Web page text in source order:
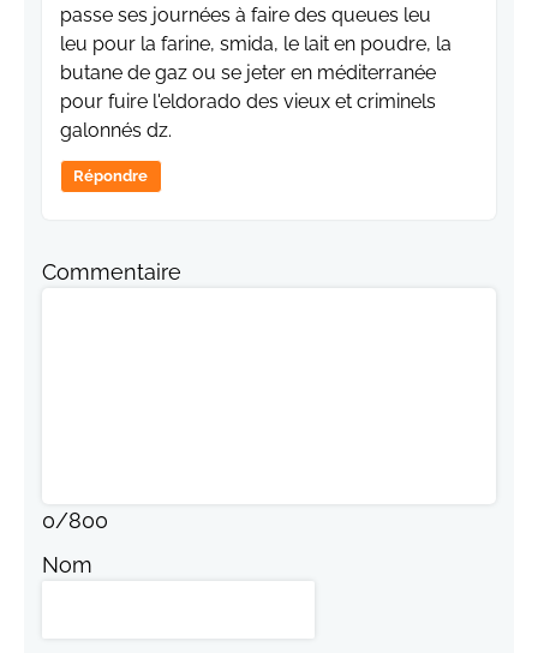
passe ses journées à faire des queues leu
leu pour la farine, smida, le lait en poudre, la
butane de gaz ou se jeter en méditerranée
pour fuire l'eldorado des vieux et criminels
galonnés dz.
Répondre
Commentaire
0/800
Nom